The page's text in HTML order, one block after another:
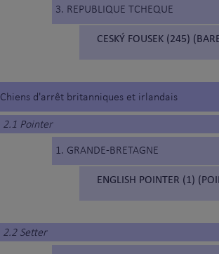
3. REPUBLIQUE TCHEQUE
CESKÝ FOUSEK (245)
Chiens d'arrêt britanniques et irlandais
2.1 Pointer
1. GRANDE-BRETAGNE
ENGLISH POINTER (1)
2.2 Setter